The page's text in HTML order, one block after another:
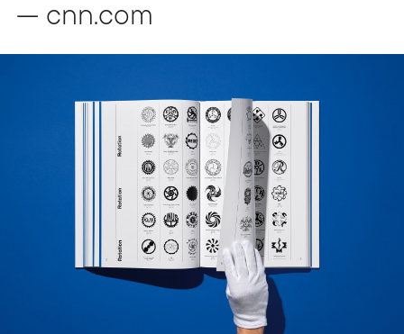
— cnn.com